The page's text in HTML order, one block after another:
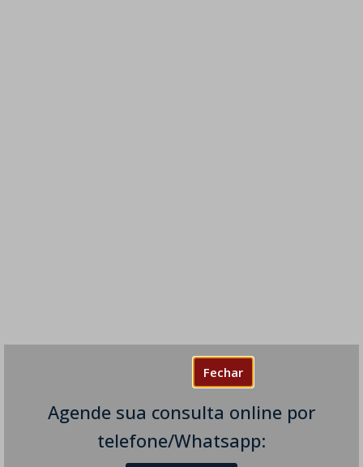
Fechar
Agende sua consulta online por
telefone/Whatsapp: